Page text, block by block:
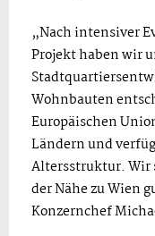
„Nach intensiver
Projekt haben wir
Wohnbauten
Europäischen
Ländern und
Altersstruktur. Wir
der Nähe zu Wien
Konzernchef